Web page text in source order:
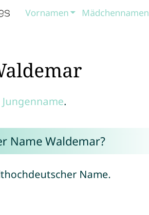
Vornamen Mädchennamen
Jungenname.
Name Waldemar?
Name.